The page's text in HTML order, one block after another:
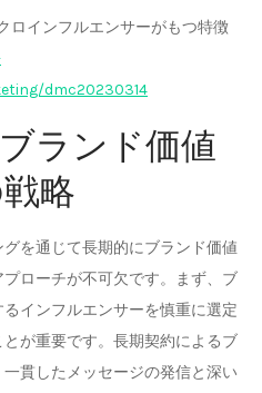
ロインフルエンサーがもつ特徴
dmc20230314
ランド価値
略
を通じて長期的にブランド価値
ローチが不可欠です。まず、ブ
インフルエンサーを慎重に選定
が重要です。長期契約によるブ
貫したメッセージの発信と深い